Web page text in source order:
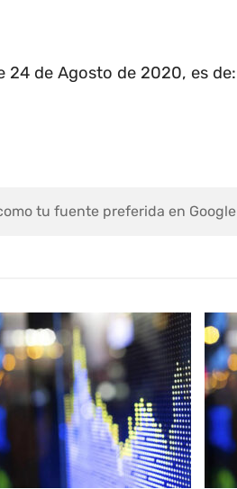
24 de Agosto de 2020, es de:
tu fuente preferida en Google